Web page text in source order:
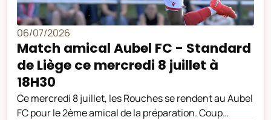
06/07/2026
Match amical Aubel FC - Standard
de Liège ce mercredi 8 juillet à
18H30
Ce mercredi 8 juillet, les Rouches se rendent au Aubel
FC pour le 2ème amical de la préparation. Coup